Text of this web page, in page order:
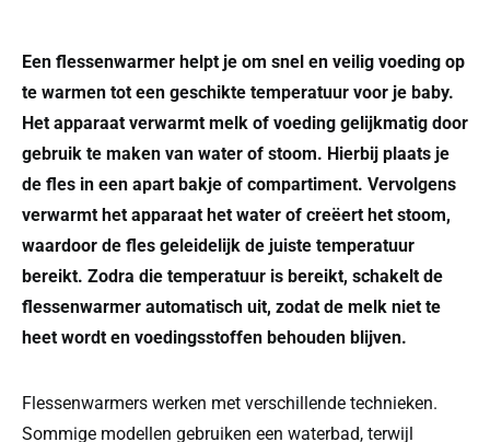
Een flessenwarmer helpt je om snel en veilig voeding op
te warmen tot een geschikte temperatuur voor je baby.
Het apparaat verwarmt melk of voeding gelijkmatig door
gebruik te maken van water of stoom. Hierbij plaats je
de fles in een apart bakje of compartiment. Vervolgens
verwarmt het apparaat het water of creëert het stoom,
waardoor de fles geleidelijk de juiste temperatuur
bereikt. Zodra die temperatuur is bereikt, schakelt de
flessenwarmer automatisch uit, zodat de melk niet te
heet wordt en voedingsstoffen behouden blijven.
Flessenwarmers werken met verschillende technieken.
Sommige modellen gebruiken een waterbad, terwijl